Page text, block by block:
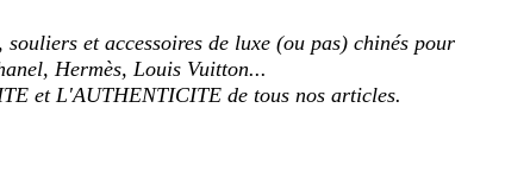
souliers et accessoires de luxe (ou pas) chinés pour
Hermès, Louis Vuitton...
et L'AUTHENTICITE de tous nos articles.